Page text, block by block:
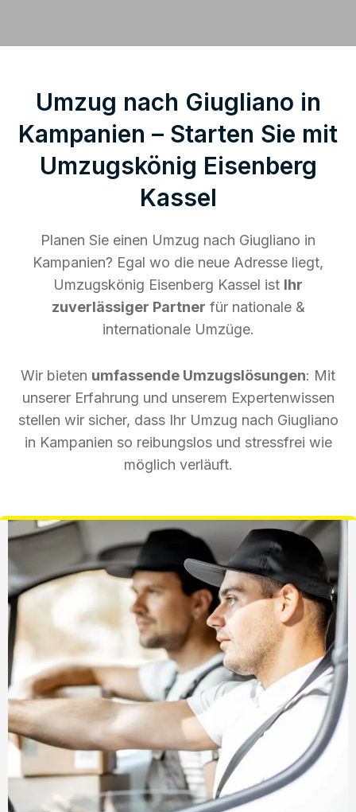
Umzug nach Giugliano in
Kampanien – Starten Sie mit
Umzugskönig Eisenberg
Kassel
Planen Sie einen Umzug nach Giugliano in
Kampanien? Egal wo die neue Adresse liegt,
Umzugskönig Eisenberg Kassel ist Ihr
zuverlässiger Partner für nationale &
internationale Umzüge.
Wir bieten umfassende Umzugslösungen: Mit
unserer Erfahrung und unserem Expertenwissen
stellen wir sicher, dass Ihr Umzug nach Giugliano
in Kampanien so reibungslos und stressfrei wie
möglich verläuft.